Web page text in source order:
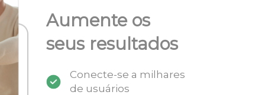
Aumente os
seus resultados
Conecte-se a milhares
de usuários